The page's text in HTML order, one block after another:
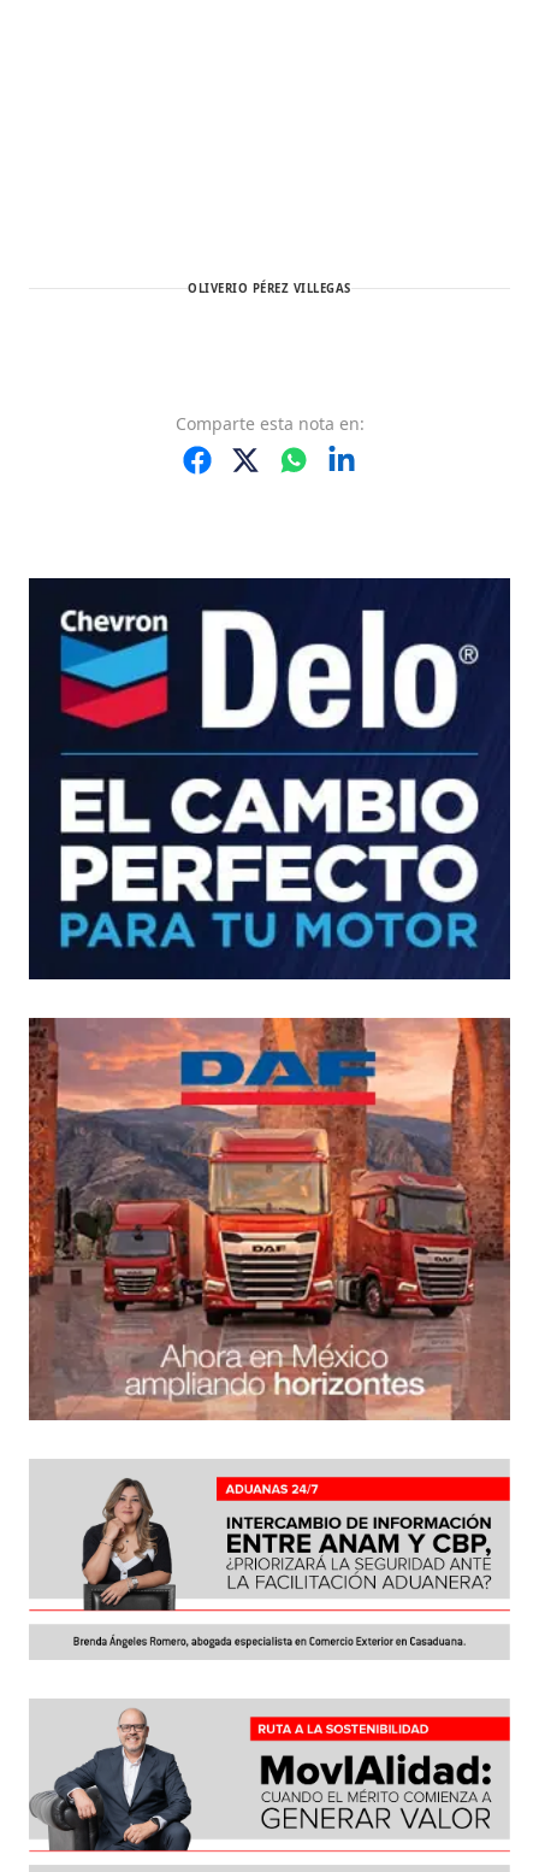
OLIVERIO PÉREZ VILLEGAS
Comparte esta nota en: